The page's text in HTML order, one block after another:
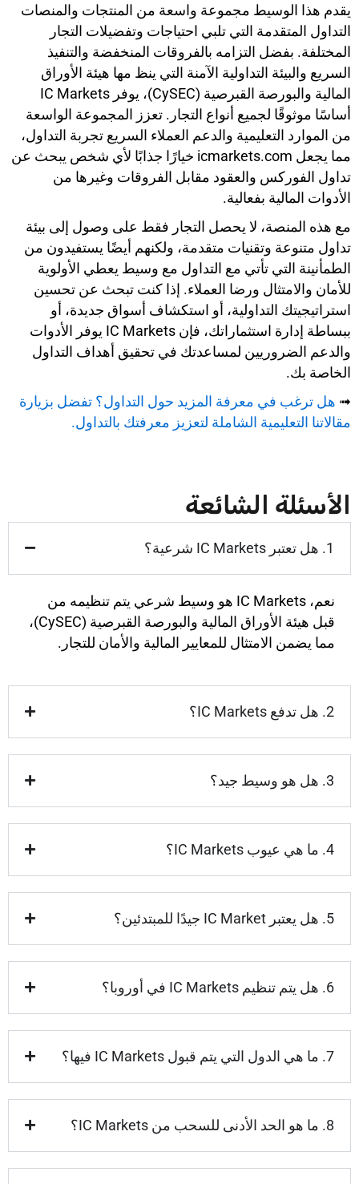
يقدم هذا الوسيط مجموعة واسعة من المنتجات والمنصات
التداول المتقدمة التي تلبي احتياجات وتفضيلات التجار
المختلفة. بفضل التزامه بالفروقات المنخفضة والتنفيذ
السريع والبيئة التداولية الآمنة التي ينظ مها هيئة الأوراق
المالية والبورصة القبرصية (CySEC)، يوفر IC Markets
أساسًا موثوقًا لجميع أنواع التجار. تعزز المجموعة الواسعة
من الموارد التعليمية والدعم العملاء السريع تجربة التداول،
مما يجعل icmarkets.com خيارًا جذابًا لأي شخص يبحث عن
تداول الفوركس والعقود مقابل الفروقات وغيرها من
الأدوات المالية بفعالية.
مع هذه المنصة، لا يحصل التجار فقط على وصول إلى بيئة
تداول متنوعة وتقنيات متقدمة، ولكنهم أيضًا يستفيدون من
الطمأنينة التي تأتي مع التداول مع وسيط يعطي الأولوية
للأمان والامتثال ورضا العملاء. إذا كنت تبحث عن تحسين
استراتيجيتك التداولية، أو استكشاف أسواق جديدة، أو
ببساطة إدارة استثماراتك، فإن IC Markets يوفر الأدوات
والدعم الضروريين لمساعدتك في تحقيق أهداف التداول
الخاصة بك.
➟ هل ترغب في معرفة المزيد حول التداول؟ تفضل بزيارة
مقالاتنا التعليمية الشاملة لتعزيز معرفتك بالتداول.
الأسئلة الشائعة
1. هل تعتبر IC Markets شرعية؟
نعم، IC Markets هو وسيط شرعي يتم تنظيمه من
قبل هيئة الأوراق المالية والبورصة القبرصية (CySEC)،
مما يضمن الامتثال للمعايير المالية والأمان للتجار.
2. هل تدفع IC Markets؟
3. هل هو وسيط جيد؟
4. ما هي عيوب IC Markets؟
5. هل يعتبر IC Market جيدًا للمبتدئين؟
6. هل يتم تنظيم IC Markets في أوروبا؟
7. ما هي الدول التي يتم قبول IC Markets فيها؟
8. ما هو الحد الأدنى للسحب من IC Markets؟